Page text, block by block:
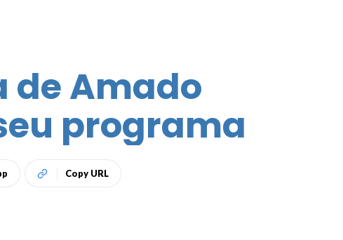
de Amado
programa
Copy URL